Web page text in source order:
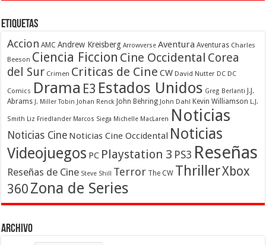
Etiquetas
Accion AMC Andrew Kreisberg Arrowverse Aventura Aventuras Charles
Beeson Ciencia Ficcion Cine Occidental Corea
del Sur Crimen Criticas de Cine CW David Nutter DC DC
Comics Drama E3 Estados Unidos Greg Berlanti J.J.
Abrams J. Miller Tobin Johan Renck John Behring John Dahl Kevin Williamson L.J.
Smith Liz Friedlander Marcos Siega Michelle MacLaren Noticias
Noticias Cine Noticias Cine Occidental Noticias
Videojuegos PC Playstation 3 PS3 Reseñas
Reseñas de Cine Steve Shill Terror The CW ThrillerXbox
360 Zona de Series
Archivo